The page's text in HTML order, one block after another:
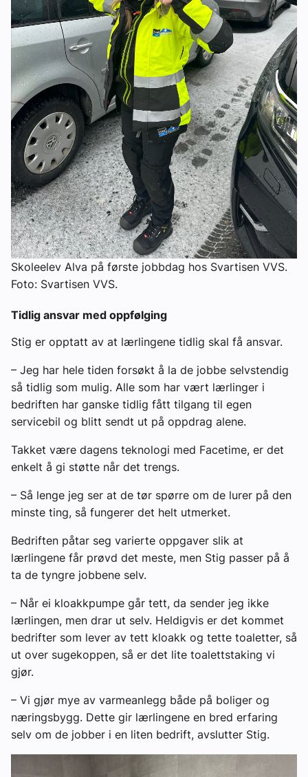
Skoleelev Alva på første jobbdag hos Svartisen VVS.
Foto: Svartisen VVS.
Tidlig ansvar med oppfølging
Stig er opptatt av at lærlingene tidlig skal få ansvar.
– Jeg har hele tiden forsøkt å la de jobbe selvstendig
så tidlig som mulig. Alle som har vært lærlinger i
bedriften har ganske tidlig fått tilgang til egen
servicebil og blitt sendt ut på oppdrag alene.
Takket være dagens teknologi med Facetime, er det
enkelt å gi støtte når det trengs.
– Så lenge jeg ser at de tør spørre om de lurer på den
minste ting, så fungerer det helt utmerket.
Bedriften påtar seg varierte oppgaver slik at
lærlingene får prøvd det meste, men Stig passer på å
ta de tyngre jobbene selv.
– Når ei kloakkpumpe går tett, da sender jeg ikke
lærlingen, men drar ut selv. Heldigvis er det kommet
bedrifter som lever av tett kloakk og tette toaletter, så
ut over sugekoppen, så er det lite toalettstaking vi
gjør.
– Vi gjør mye av varmeanlegg både på boliger og
næringsbygg. Dette gir lærlingene en bred erfaring
selv om de jobber i en liten bedrift, avslutter Stig.